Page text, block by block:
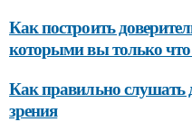
Как построить
которыми вы только
Как правильно слушать
зрения